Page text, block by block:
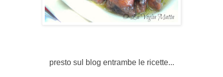
presto sul blog entrambe le ricette...